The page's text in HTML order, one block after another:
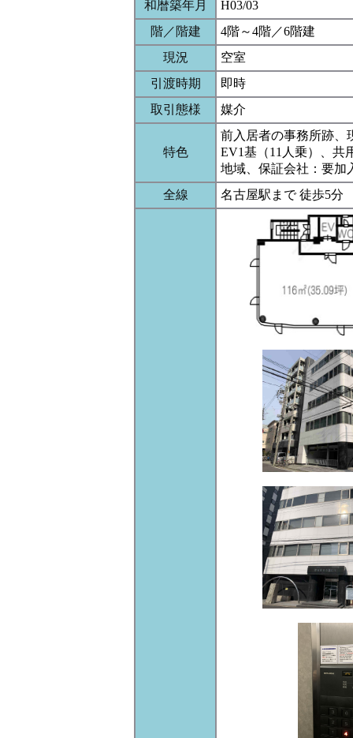
和暦築年月
H03/03
階／階建
4階～4階／6階建
現況
空室
引渡時期
即時
取引態様
媒介
特色
前入居者の事務所跡、
EV1基（11人乗）、共
地域、保証会社：要加
全線
名古屋駅まで 徒歩5分